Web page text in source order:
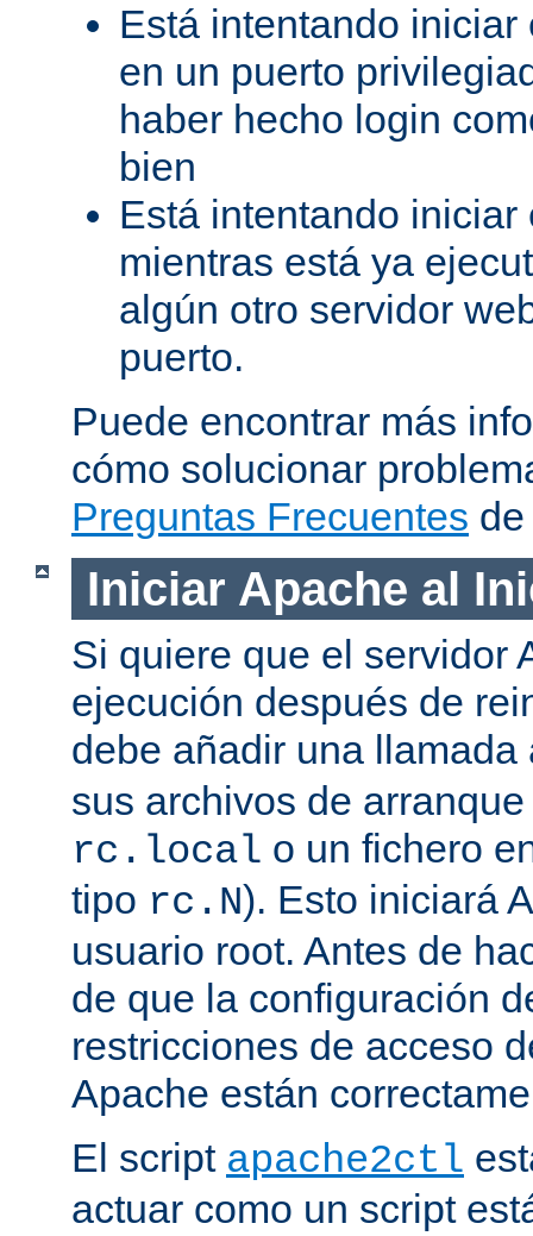
Está intentando
en un puerto
haber hecho login
bien
Está intentando
mientras está ya
algún otro servidor
puerto.
Puede encontrar más
cómo solucionar
Preguntas Frecuentes
Iniciar Apache al
Si quiere que el servidor
ejecución después de
debe añadir una
sus archivos de
rc.local o un fichero
tipo rc.N). Esto iniciará
usuario root. Antes de
de que la configuración
restricciones de acceso
Apache están
El script apache2ctl
actuar como un script